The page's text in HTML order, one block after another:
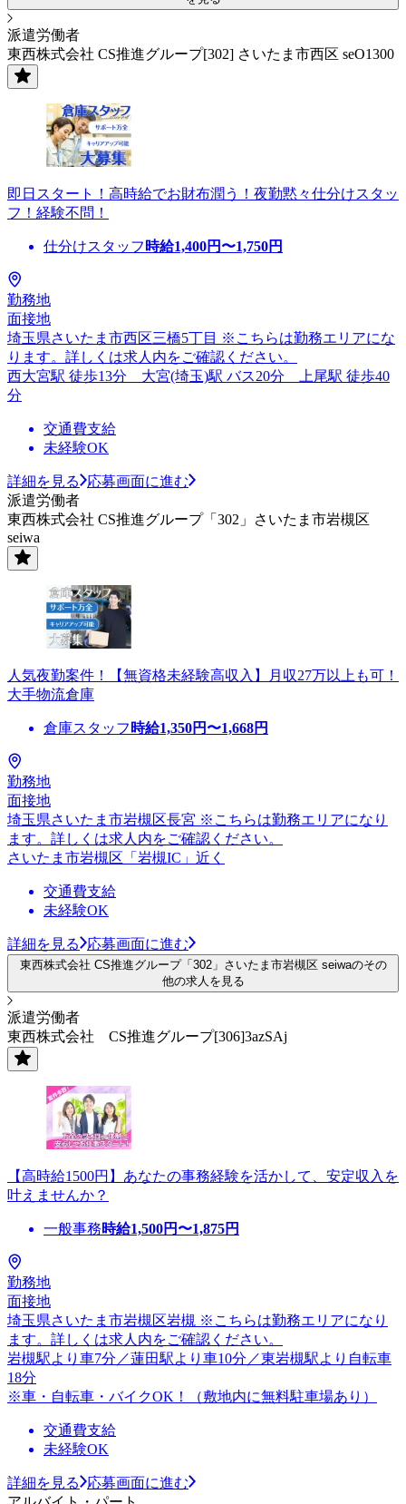
派遣労働者
東西株式会社 CS推進グループ[302] さいたま市西区 seO1300
即日スタート！高時給でお財布潤う！夜勤黙々仕分けスタッ
フ！経験不問！
仕分けスタッフ 時給1,400円〜1,750円
勤務地
面接地
埼玉県さいたま市西区三橋5丁目 ※こちらは勤務エリアにな
ります。詳しくは求人内をご確認ください。
西大宮駅 徒歩13分 大宮(埼玉)駅 バス20分 上尾駅 徒歩40
分
交通費支給
未経験OK
詳細を見る
応募画面に進む
派遣労働者
東西株式会社 CS推進グループ「302」さいたま市岩槻区
seiwa
人気夜勤案件！【無資格未経験高収入】月収27万以上も可！
大手物流倉庫
倉庫スタッフ 時給1,350円〜1,668円
勤務地
面接地
埼玉県さいたま市岩槻区長宮 ※こちらは勤務エリアになり
ます。詳しくは求人内をご確認ください。
さいたま市岩槻区「岩槻IC」近く
交通費支給
未経験OK
詳細を見る 応募画面に進む
東西株式会社 CS推進グループ「302」さいたま市岩槻区 seiwaのその
他の求人を見る
派遣労働者
東西株式会社 CS推進グループ[306]3azSAj
【高時給1500円】あなたの事務経験を活かして、安定収入を
叶えませんか？
一般事務時給1,500円〜1,875円
勤務地
面接地
埼玉県さいたま市岩槻区岩槻 ※こちらは勤務エリアになり
ます。詳しくは求人内をご確認ください。
岩槻駅より車7分／蓮田駅より車10分／東岩槻駅より自転車
18分
※車・自転車・バイクOK！（敷地内に無料駐車場あり）
交通費支給
未経験OK
詳細を見る
応募画面に進む